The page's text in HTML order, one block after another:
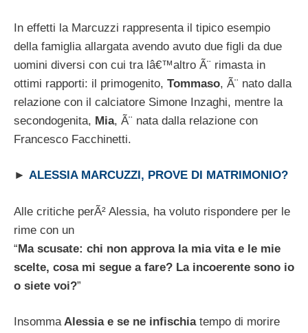
In effetti la Marcuzzi rappresenta il tipico esempio
della famiglia allargata avendo avuto due figli da due
uomini diversi con cui tra lâ€™altro Ã¨ rimasta in
ottimi rapporti: il primogenito, Tommaso, Ã¨ nato dalla
relazione con il calciatore Simone Inzaghi, mentre la
secondogenita, Mia, Ã¨ nata dalla relazione con
Francesco Facchinetti.
► ALESSIA MARCUZZI, PROVE DI MATRIMONIO?
Alle critiche perÃ² Alessia, ha voluto rispondere per le
rime con un
“Ma scusate: chi non approva la mia vita e le mie
scelte, cosa mi segue a fare? La incoerente sono io
o siete voi?”
InsommaAlessia e se ne infischia tempo di morire